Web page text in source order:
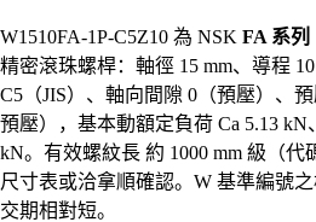
W1510FA-1P-C5Z10 為 NSK FA 系列
精密滾珠螺桿：軸徑 15 mm、導程
C5（JIS）、軸向間隙 0（預壓）、
預壓），基本動額定負荷 Ca 5.13 kN
kN。有效螺紋長 約 1000 mm 級（代
尺寸表或洽拿順確認。W 基準編號
交期相對短。